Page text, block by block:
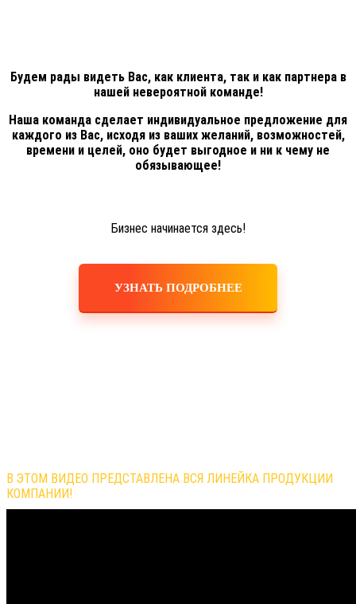
Будем рады видеть Вас, как клиента, так и как партнера в
нашей невероятной команде!
Наша команда сделает индивидуальное предложение для
каждого из Вас, исходя из ваших желаний, возможностей,
времени и целей, оно будет выгодное и ни к чему не
обязывающее!
Бизнес начинается здесь!
УЗНАТЬ ПОДРОБНЕЕ
В ЭТОМ ВИДЕО ПРЕДСТАВЛЕНА ВСЯ ЛИНЕЙКА ПРОДУКЦИИ
КОМПАНИИ!